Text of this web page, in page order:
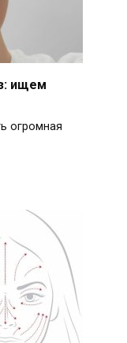
ищем
огромная